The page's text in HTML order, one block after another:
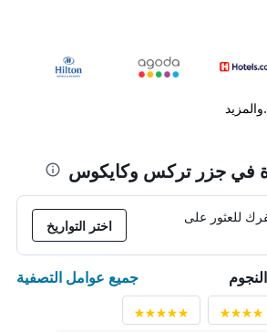
في جزر تركس وكايكوس
للعثور على
اختر التواريخ
جميع عوامل التصفية